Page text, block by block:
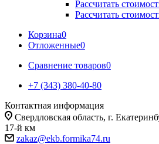
Рассчитать
Рассчитать
Корзина0
Отложенные0
Сравнение товаров0
+7 (343) 380-40-80
Контактная информация
Свердловская область, г.
17-й км
zakaz@ekb.formika74.ru